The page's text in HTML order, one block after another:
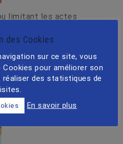
limitant les actes
cela est nécessaire.
n°1.4
des Cookies
sur ce site, vous
pour améliorer son
des statistiques de
En savoir plus